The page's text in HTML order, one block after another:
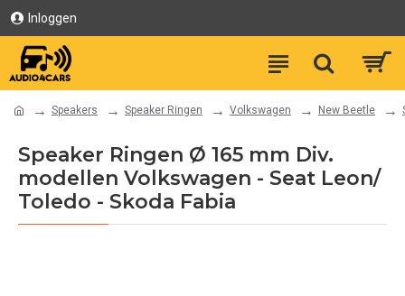
Inloggen
Speakers Speaker Ringen Volkswagen New Beetle
Speaker Ringen Ø 165 mm Div.
modellen Volkswagen - Seat Leon/
Toledo - Skoda Fabia